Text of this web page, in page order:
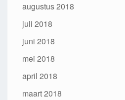
augustus 2018
juli 2018
juni 2018
mei 2018
april 2018
maart 2018